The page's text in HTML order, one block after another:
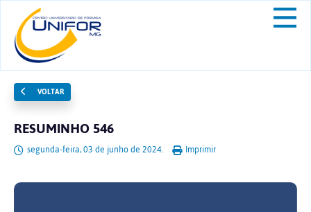
VOLTAR
RESUMINHO 546
segunda-feira, 03 de junho de 2024. Imprimir